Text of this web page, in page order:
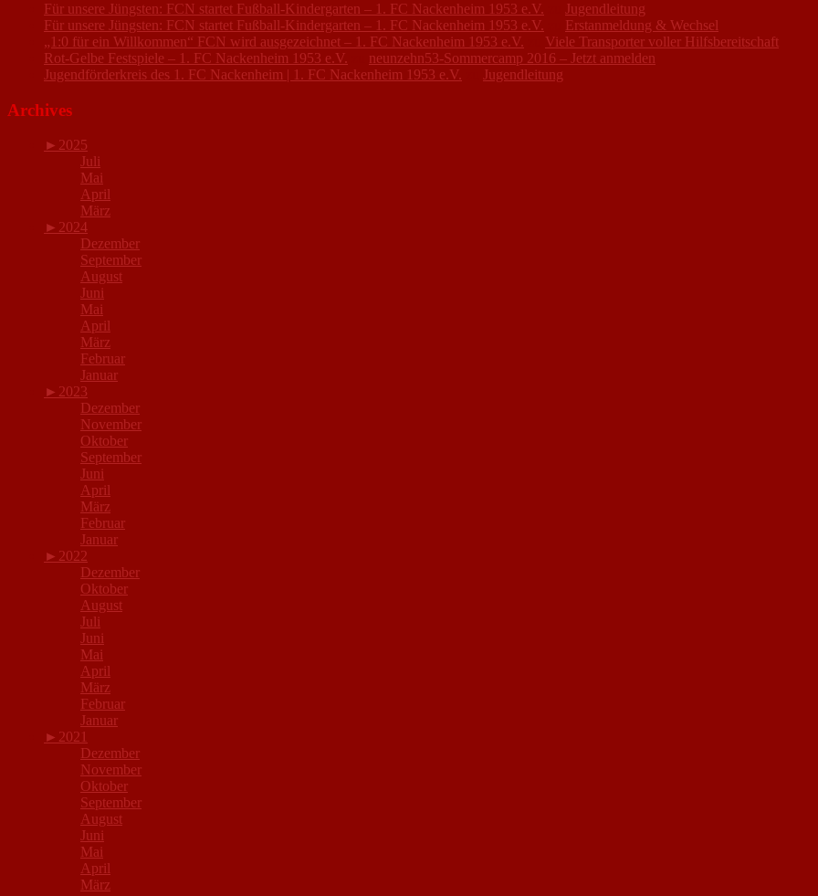
Für unsere Jüngsten: FCN startet Fußball-Kindergarten – 1. FC Nackenheim 1953 e.V.
Jugendleitung
Für unsere Jüngsten: FCN startet Fußball-Kindergarten – 1. FC Nackenheim 1953 e.V.
Erstanmeldung & Wechsel
„1:0 für ein Willkommen“ FCN wird ausgezeichnet – 1. FC Nackenheim 1953 e.V.
Viele Transporter voller Hilfsbereitschaft
Rot-Gelbe Festspiele – 1. FC Nackenheim 1953 e.V.
neunzehn53-Sommercamp 2016 – Jetzt anmelden
Jugendförderkreis des 1. FC Nackenheim | 1. FC Nackenheim 1953 e.V.
Jugendleitung
Archives
► 2025
Juli
Mai
April
März
► 2024
Dezember
September
August
Juni
Mai
April
März
Februar
Januar
► 2023
Dezember
November
Oktober
September
Juni
April
März
Februar
Januar
► 2022
Dezember
Oktober
August
Juli
Juni
Mai
April
März
Februar
Januar
► 2021
Dezember
November
Oktober
September
August
Juni
Mai
April
März